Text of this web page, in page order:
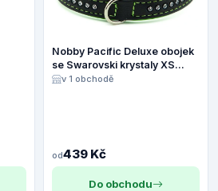
Nobby Pacific Deluxe obojek
se Swarovski krystaly XS
27cm zelená
v 1 obchodě
od439 Kč
Do obchodu